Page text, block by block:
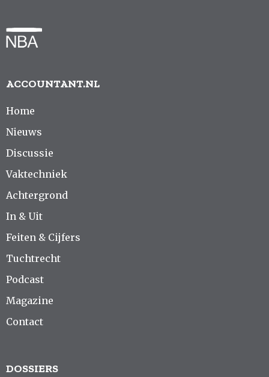
ACCOUNTANT.NL
Home
Nieuws
Discussie
Vaktechniek
Achtergrond
In & Uit
Feiten & Cijfers
Tuchtrecht
Podcast
Magazine
Contact
DOSSIERS